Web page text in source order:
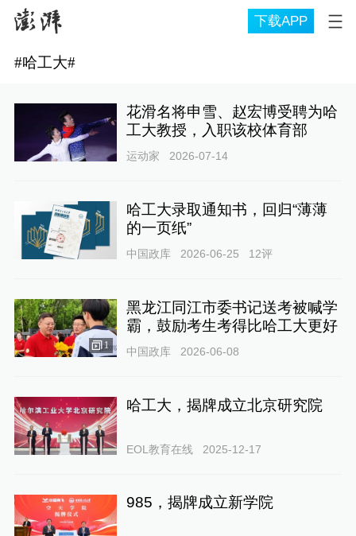
下载APP
#哈工大#
花滑名将申雪、赵宏博受聘为哈
工大教授，入职该校体育部
运动家 2026-07-14
哈工大录取通知书，回归“薄薄
的一页纸”
中国政库 2026-06-25 12评
1
黑龙江同江市委书记送考被喊学
霸，鼓励考生考得比哈工大更好
中国政库 2026-06-08
哈工大，揭牌成立北京研究院
EOL教育在线 2025-12-17
985，揭牌成立新学院